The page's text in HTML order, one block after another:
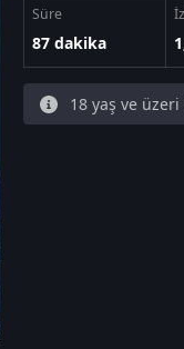
Süre
87 dakika
18 yaş ve